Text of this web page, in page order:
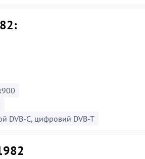
DVB-C, цифровий DVB-T